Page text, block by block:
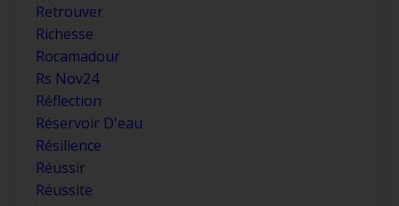
Retrouver
Richesse
Rocamadour
Rs Nov24
Réflection
Réservoir D'eau
Résilience
Réussir
Réussite